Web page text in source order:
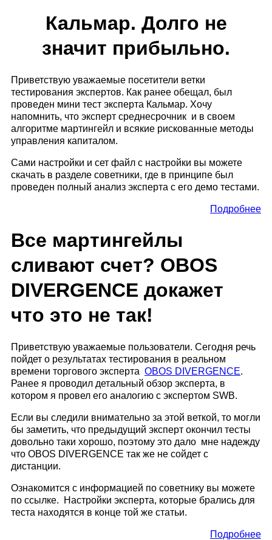
Кальмар. Долго не
значит прибыльно.
Приветствую уважаемые посетители ветки
тестирования экспертов. Как ранее обещал, был
проведен мини тест эксперта Кальмар. Хочу
напомнить, что эксперт среднесрочник и в своем
алгоритме мартингейл и всякие рискованные методы
управления капиталом.
Сами настройки и сет файл с настройки вы можете
скачать в разделе советники, где в принципе был
проведен полный анализ эксперта с его демо тестами.
Подробнее
Все мартингейлы
сливают счет? OBOS
DIVERGENCE докажет
что это не так!
Приветствую уважаемые пользователи. Сегодня речь
пойдет о результатах тестирования в реальном
времени торгового эксперта OBOS DIVERGENCE.
Ранее я проводил детальный обзор эксперта, в
котором я провел его аналогию с экспертом SWB.
Если вы следили внимательно за этой веткой, то могли
бы заметить, что предыдущий эксперт окончил тесты
довольно таки хорошо, поэтому это дало мне надежду
что OBOS DIVERGENCE так же не сойдет с
дистанции.
Ознакомится с информацией по советнику вы можете
по ссылке. Настройки эксперта, которые брались для
теста находятся в конце той же статьи.
Подробнее